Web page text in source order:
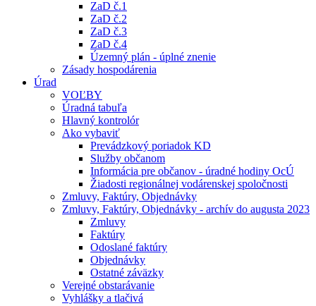
ZaD č.1
ZaD č.2
ZaD č.3
ZaD č.4
Územný plán - úplné znenie
Zásady hospodárenia
Úrad
VOĽBY
Úradná tabuľa
Hlavný kontrolór
Ako vybaviť
Prevádzkový poriadok KD
Služby občanom
Informácia pre občanov - úradné hodiny OcÚ
Žiadosti regionálnej vodárenskej spoločnosti
Zmluvy, Faktúry, Objednávky
Zmluvy, Faktúry, Objednávky - archív do augusta 2023
Zmluvy
Faktúry
Odoslané faktúry
Objednávky
Ostatné záväzky
Verejné obstarávanie
Vyhlášky a tlačivá